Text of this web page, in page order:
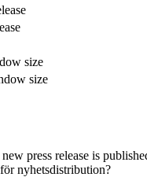
size
size
press release is
nyhetsdistribution?